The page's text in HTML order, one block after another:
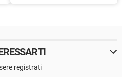
registrati